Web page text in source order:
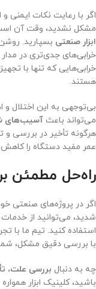
اگر با رعایت نکات ایمنی
مشکل نشدید، وقت آن
ابزار صنعتی بسپارید.
خرابی‌های جدی‌تری در مدار
خرابی‌هایی که تنها با
هستند.
بی‌توجهی به این اختلال و
می‌تواند باعث آسیب‌های
هرگونه تأخیر در بررسی
عمر مفید دستگاه را
راه‌حل مطمئن
اگر در پروژه‌های صنعتی
شدید، می‌توانید از
استفاده کنید. تیم ما با
با بررسی دقیق مشکل، شما
چه به دنبال بررسی علت،
باشید، کلینیک ابزار